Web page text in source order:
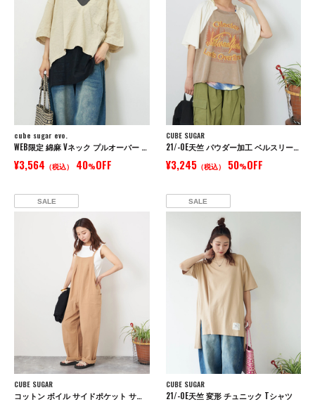
cube sugar evo.
WEB限定 綿麻 Vネック プルオーバー シャツ
¥3,564 （税込） 40%OFF
CUBE SUGAR
21/-OE天竺 パウダー加工 ベルスリーブ Tシャツ
¥3,245（税込） 50%OFF
SALE
CUBE SUGAR
コットン ボイル サイドポケット サロペット パンツ
SALE
CUBE SUGAR
21/-OE天竺 変形 チュニック Tシャツ